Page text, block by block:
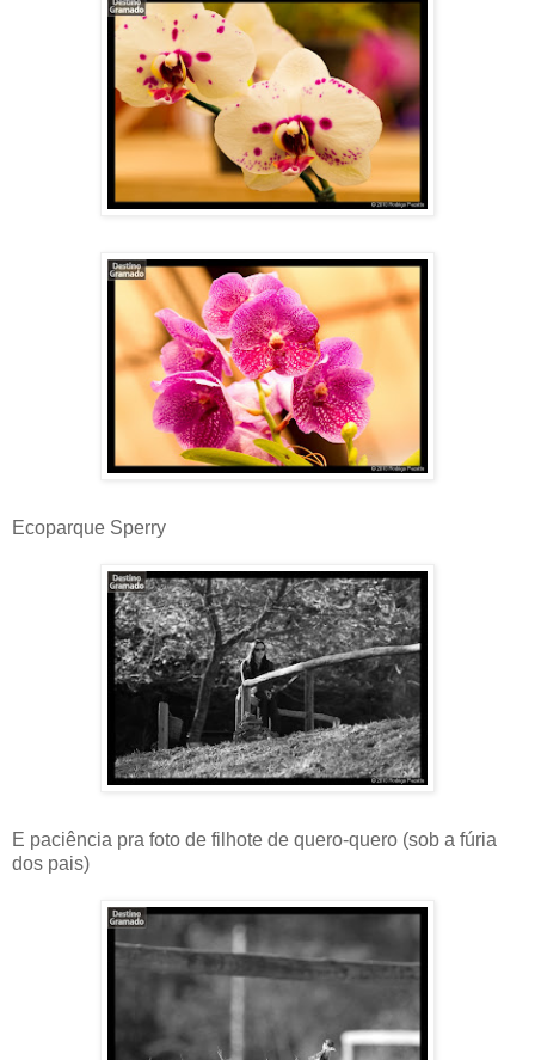
Ecoparque Sperry
E paciência pra foto de filhote de quero-quero (sob a fúria
dos pais)